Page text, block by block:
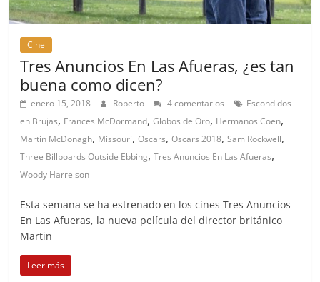
Cine
Tres Anuncios En Las Afueras, ¿es tan
buena como dicen?
enero 15, 2018 Roberto 4 comentarios
Escondidos
en Brujas, Frances McDormand,Globos de Oro, Hermanos Coen,
Martin McDonagh, Missouri,Oscars,Oscars 2018,Sam Rockwell,
Three Billboards Outside Ebbing,Tres Anuncios En Las Afueras,
Woody Harrelson
Esta semana se ha estrenado en los cines Tres Anuncios
En Las Afueras, la nueva película del director británico
Martin
Leer más